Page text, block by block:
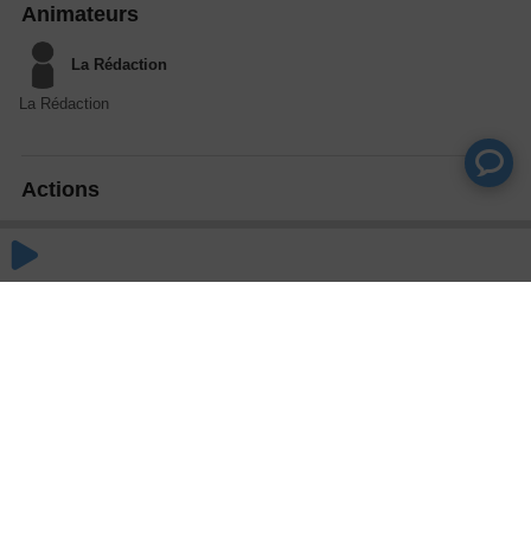
Animateurs
La Rédaction
La Rédaction
Actions